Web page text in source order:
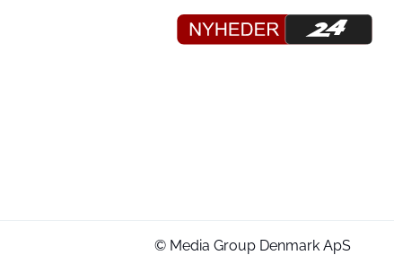
© Media Group Denmark ApS